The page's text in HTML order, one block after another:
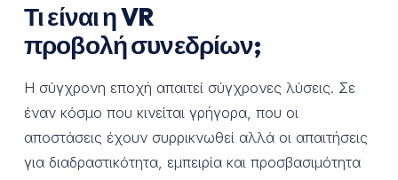
Τι είναι η VR
προβολή συνεδρίων;
Η σύγχρονη εποχή απαιτεί σύγχρονες λύσεις. Σε
έναν κόσμο που κινείται γρήγορα, που οι
αποστάσεις έχουν συρρικνωθεί αλλά οι απαιτήσεις
για διαδραστικότητα, εμπειρία και προσβασιμότητα